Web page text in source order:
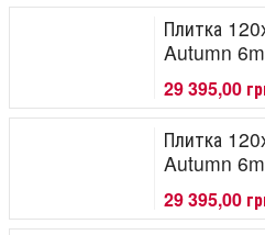
Плитка
Autumn
29 395,00
Плитка
Autumn
29 395,00